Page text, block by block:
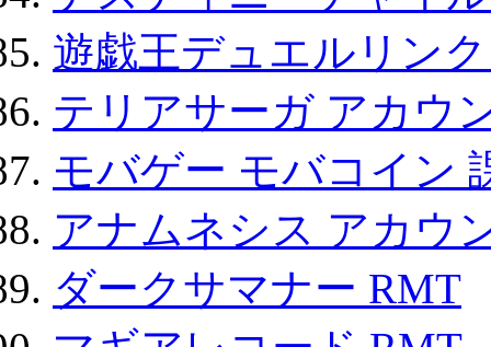
遊戯王デュエルリン
テリアサーガ アカウ
モバゲー モバコイン
アナムネシス アカウ
ダークサマナー RMT